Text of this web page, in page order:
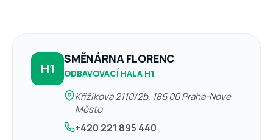
H1
SMĚNÁRNA FLORENC
ODBAVOVACÍ HALA H1
Křižíkova 2110/2b, 186 00 Praha-Nové
Město
+420 221 895 440